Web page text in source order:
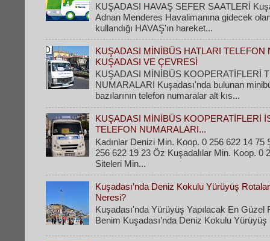
KUŞADASI HAVAŞ SEFER SAATLERİ
Adnan Menderes Havalimanına gidecek
kullandığı HAVAŞ'ın hareket...
KUŞADASI MİNİBÜS HATLARI TELEFON
KUŞADASI VE ÇEVRESİ
KUŞADASI MİNİBÜS KOOPERATİFLERİ
NUMARALARI Kuşadası'nda bulunan
bazılarının telefon numaralar alt kıs...
KUŞADASI MİNİBÜS KOOPERATİFLERİ
TELEFON NUMARALARI...
Kadınlar Denizi Min. Koop. 0 256 622 14 75
256 622 19 23 Öz Kuşadalılar Min. Koop. 0
Siteleri Min...
Kuşadası’nda Deniz Kokulu Yürüyüş
Neresi?
Kuşadası'nda Yürüyüş Yapılacak En Güzel
Benim Kuşadası’nda Deniz Kokulu Yürüyüş